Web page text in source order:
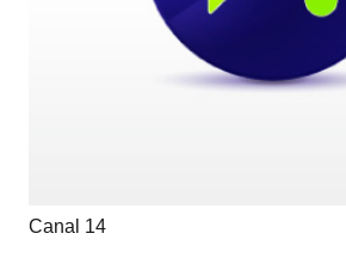
Canal 14